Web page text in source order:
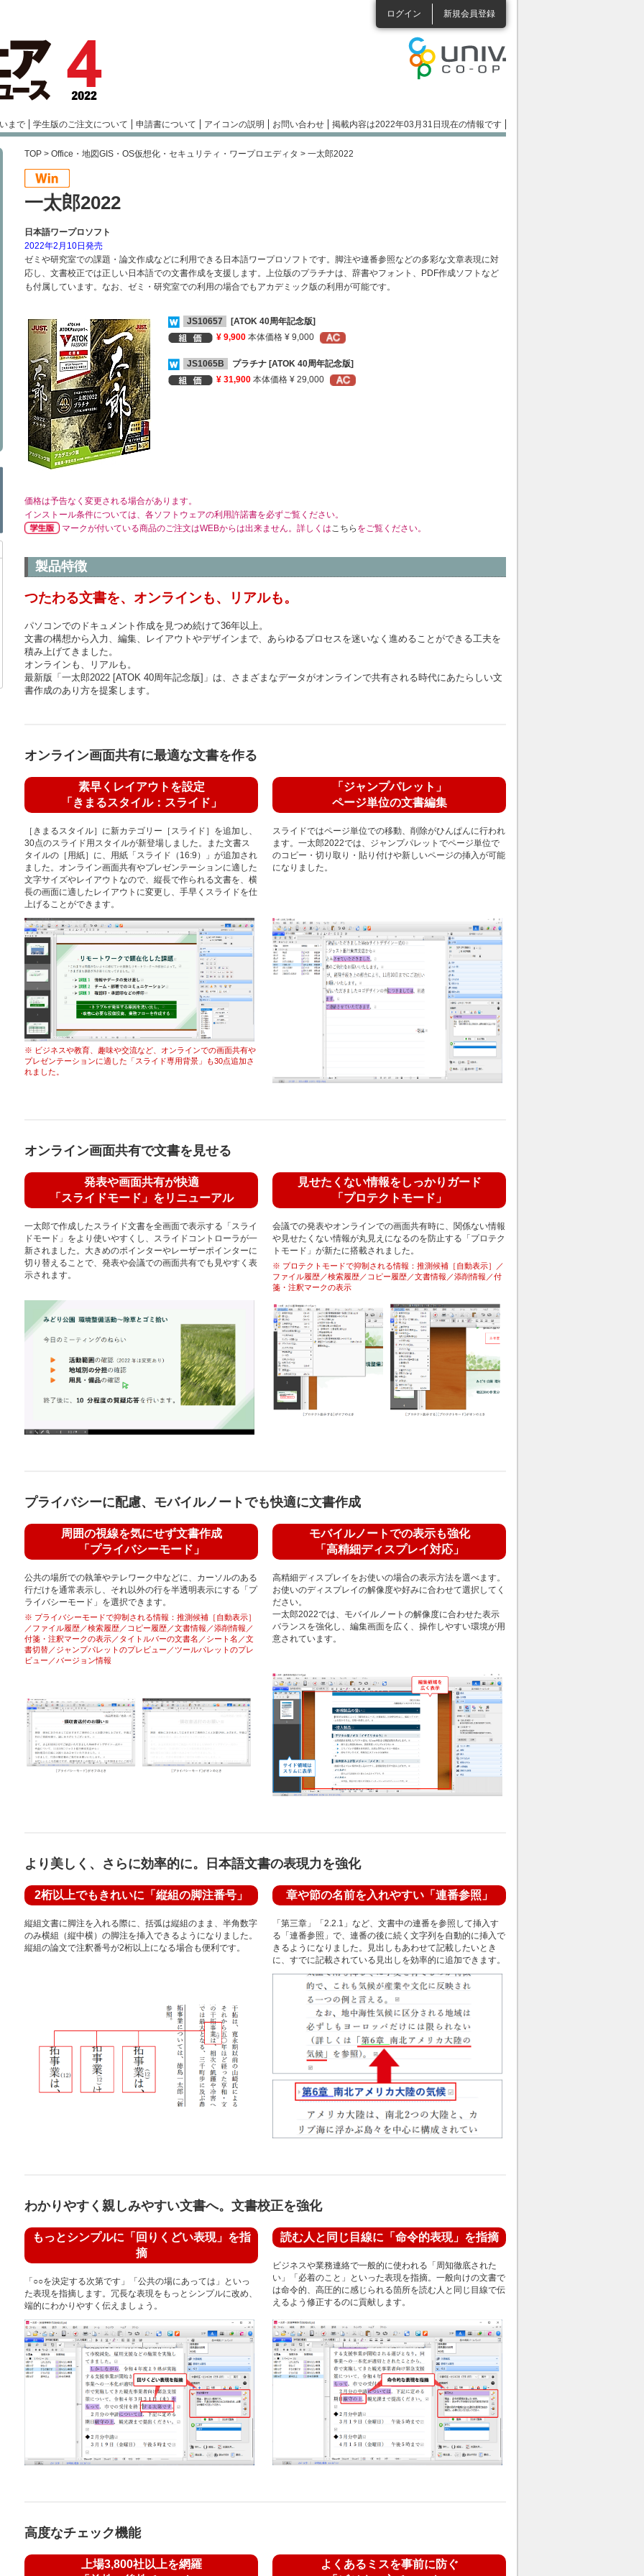
ログイン 新規会員登録
まで 学生版のご注文について 申請書について アイコンの説明 お問い合わせ 掲載内容は2022年03月31日現在の情報です
TOP > Office・地図GIS・OS仮想化・セキュリティ・ワープロエディタ > 一太郎2022
一太郎2022
日本語ワープロソフト
2022年2月10日発売
ゼミや研究室での課題・論文作成などに利用できる日本語ワープロソフトです。脚注や連番参照などの多彩な文章表現に対
応し、文書校正では正しい日本語での文書作成を支援します。上位版のプラチナは、辞書やフォント、PDF作成ソフトなど
も付属しています。なお、ゼミ・研究室での利用の場合でもアカデミック版の利用が可能です。
JS10657
[ATOK 40周年記念版]
¥ 9,900 本体価格 ¥ 9,000
JS1065B
プラチナ [ATOK 40周年記念版]
¥ 31,900 本体価格 ¥ 29,000
価格は予告なく変更される場合があります。
インストール条件については、各ソフトウェアの利用許諾書を必ずご覧ください。
マークが付いている商品のご注文はWEBからは出来ません。詳しくはこちら をご覧ください。
製品特徴
つたわる文書を、オンラインも、リアルも。
パソコンでのドキュメント作成を見つめ続けて36年以上。
文書の構想から入力、編集、レイアウトやデザインまで、あらゆるプロセスを迷いなく進めることができる工夫を
積み上げてきました。
オンラインも、リアルも。
最新版「一太郎2022 [ATOK 40周年記念版]」は、さまざまなデータがオンラインで共有される時代にあたらしい文
書作成のあり方を提案します。
オンライン画面共有に最適な文書を作る
素早くレイアウトを設定
「きまるスタイル：スライド」
［きまるスタイル］に新カテゴリー［スライド］を追加し、
30点のスライド用スタイルが新登場しました。また文書ス
タイルの［用紙］に、用紙「スライド（16:9）」が追加され
ました。オンライン画面共有やプレゼンテーションに適した
文字サイズやレイアウトなので、縦長で作られる文書を、横
長の画面に適したレイアウトに変更し、手早くスライドを仕
上げることができます。
「ジャンプパレット」
ページ単位の文書編集
スライドではページ単位での移動、削除がひんぱんに行われ
ます。一太郎2022では、ジャンプパレットでページ単位で
のコピー・切り取り・貼り付けや新しいページの挿入が可能
になりました。
※ ビジネスや教育、趣味や交流など、オンラインでの画面共有や
プレゼンテーションに適した「スライド専用背景」も30点追加さ
れました。
オンライン画面共有で文書を見せる
発表や画面共有が快適
「スライドモード」をリニューアル
一太郎で作成したスライド文書を全画面で表示する「スライ
ドモード」をより使いやすくし、スライドコントローラが一
新されました。大きめのポインターやレーザーポインターに
切り替えることで、発表や会議での画面共有でも見やすく表
示されます。
見せたくない情報をしっかりガード
「プロテクトモード」
会議での発表やオンラインでの画面共有時に、関係ない情報
や見せたくない情報が丸見えになるのを防止する「プロテク
トモード」が新たに搭載されました。
※ プロテクトモードで抑制される情報：推測候補［自動表示］／
ファイル履歴／検索履歴／コピー履歴／文書情報／添削情報／付
箋・注釈マークの表示
プライバシーに配慮、モバイルノートでも快適に文書作成
周囲の視線を気にせず文書作成
「プライバシーモード」
公共の場所での執筆やテレワーク中などに、カーソルのある
行だけを通常表示し、それ以外の行を半透明表示にする「プ
ライバシーモード」を選択できます。
※ プライバシーモードで抑制される情報：推測候補［自動表示］
／ファイル履歴／検索履歴／コピー履歴／文書情報／添削情報／
付箋・注釈マークの表示／タイトルバーの文書名／シート名／文
書切替／ジャンプパレットのプレビュー／ツールパレットのプレ
ビュー／バージョン情報
モバイルノートでの表示も強化
「高精細ディスプレイ対応」
高精細ディスプレイをお使いの場合の表示方法を選べます。
お使いのディスプレイの解像度や好みに合わせて選択してく
ださい。
一太郎2022では、モバイルノートの解像度に合わせた表示
バランスを強化し、編集画面を広く、操作しやすい環境が用
意されています。
より美しく、さらに効率的に。日本語文書の表現力を強化
2桁以上でもきれいに「縦組の脚注番号」
縦組文書に脚注を入れる際に、括弧は縦組のまま、半角数字
のみ横組（縦中横）の脚注を挿入できるようになりました。
縦組の論文で注釈番号が2桁以上になる場合も便利です。
章や節の名前を入れやすい「連番参照」
「第三章」「2.2.1」など、文書中の連番を参照して挿入す
る「連番参照」で、連番の後に続く文字列を自動的に挿入で
きるようになりました。見出しもあわせて記載したいとき
に、すでに記載されている見出しを効率的に追加できます。
わかりやすく親しみやすい文書へ。文書校正を強化
もっとシンプルに「回りくどい表現」を指
摘
「○○を決定する次第です」「公共の場にあっては」といっ
た表現を指摘します。冗長な表現をもっとシンプルに改め、
端的にわかりやすく伝えましょう。
読む人と同じ目線に「命令的表現」を指摘
ビジネスや業務連絡で一般的に使われる「周知徹底された
い」「必着のこと」といった表現を指摘。一般向けの文書で
は命令的、高圧的に感じられる箇所を読む人と同じ目線で伝
えるよう修正するのに貢献します。
高度なチェック機能
上場3,800社以上を網羅
よくあるミスを事前に防ぐ